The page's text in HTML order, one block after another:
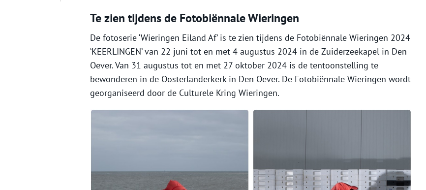
Te zien tijdens de Fotobiënnale Wieringen
De fotoserie ‘Wieringen Eiland Af’ is te zien tijdens de Fotobiënnale Wieringen 2024
‘KEERLINGEN’ van 22 juni tot en met 4 augustus 2024 in de Zuiderzeekapel in Den
Oever. Van 31 augustus tot en met 27 oktober 2024 is de tentoonstelling te
bewonderen in de Oosterlanderkerk in Den Oever. De Fotobiënnale Wieringen wordt
georganiseerd door de Culturele Kring Wieringen.